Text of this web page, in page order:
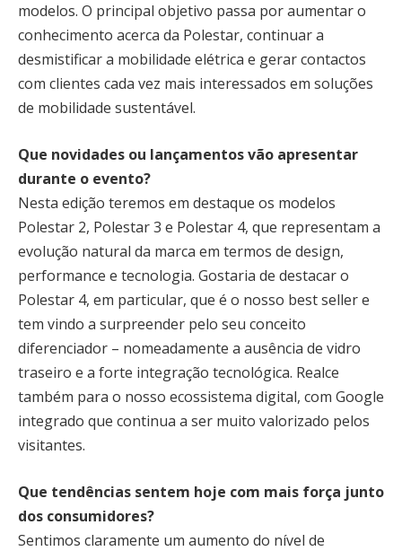
modelos. O principal objetivo passa por aumentar o
conhecimento acerca da Polestar, continuar a
desmistificar a mobilidade elétrica e gerar contactos
com clientes cada vez mais interessados em soluções
de mobilidade sustentável.
Que novidades ou lançamentos vão apresentar
durante o evento?
Nesta edição teremos em destaque os modelos
Polestar 2, Polestar 3 e Polestar 4, que representam a
evolução natural da marca em termos de design,
performance e tecnologia. Gostaria de destacar o
Polestar 4, em particular, que é o nosso best seller e
tem vindo a surpreender pelo seu conceito
diferenciador – nomeadamente a ausência de vidro
traseiro e a forte integração tecnológica. Realce
também para o nosso ecossistema digital, com Google
integrado que continua a ser muito valorizado pelos
visitantes.
Que tendências sentem hoje com mais força junto
dos consumidores?
Sentimos claramente um aumento do nível de